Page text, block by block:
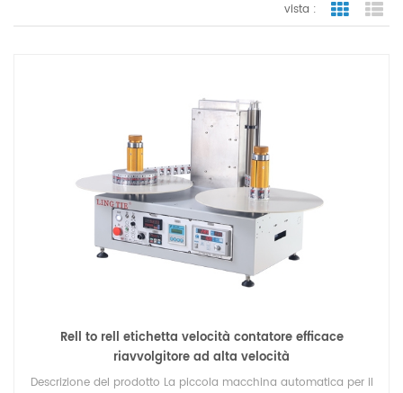
vista : vista a
Rell to rell etichetta velocità contatore efficace
riavvolgitore ad alta velocità
Descrizione del prodotto La piccola macchina automatica per il